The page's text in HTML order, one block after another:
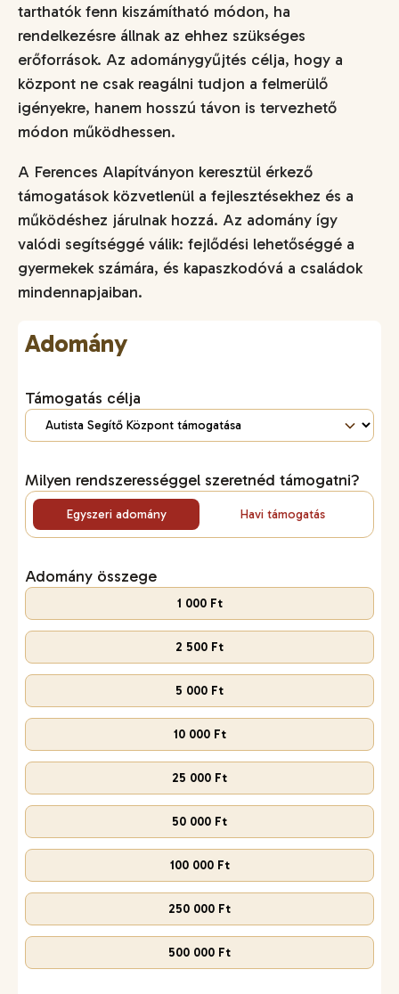
tarthatók fenn kiszámítható módon, ha
rendelkezésre állnak az ehhez szükséges
erőforrások. Az adománygyűjtés célja, hogy a
központ ne csak reagálni tudjon a felmerülő
igényekre, hanem hosszú távon is tervezhető
módon működhessen.
A Ferences Alapítványon keresztül érkező
támogatások közvetlenül a fejlesztésekhez és a
működéshez járulnak hozzá. Az adomány így
valódi segítséggé válik: fejlődési lehetőséggé a
gyermekek számára, és kapaszkodóvá a családok
mindennapjaiban.
Adomány
Támogatás célja
Milyen rendszerességgel szeretnéd támogatni?
Egyszeri adomány Havi támogatás
Adomány összege
1 000 Ft
2 500 Ft
5 000 Ft
10 000 Ft
25 000 Ft
50 000 Ft
100 000 Ft
250 000 Ft
500 000 Ft